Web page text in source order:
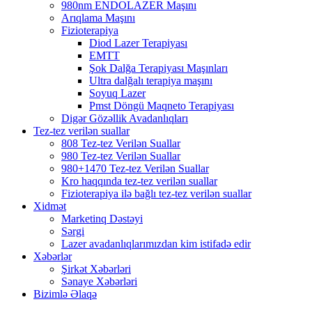
980nm ENDOLAZER Maşını
Arıqlama Maşını
Fizioterapiya
Diod Lazer Terapiyası
EMTT
Şok Dalğa Terapiyası Maşınları
Ultra dalğalı terapiya maşını
Soyuq Lazer
Pmst Döngü Maqneto Terapiyası
Digər Gözəllik Avadanlıqları
Tez-tez verilən suallar
808 Tez-tez Verilən Suallar
980 Tez-tez Verilən Suallar
980+1470 Tez-tez Verilən Suallar
Kro haqqında tez-tez verilən suallar
Fizioterapiya ilə bağlı tez-tez verilən suallar
Xidmət
Marketinq Dəstəyi
Sərgi
Lazer avadanlıqlarımızdan kim istifadə edir
Xəbərlər
Şirkət Xəbərləri
Sənaye Xəbərləri
Bizimlə Əlaqə